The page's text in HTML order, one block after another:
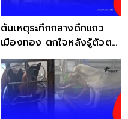
ต้นเหตุระทึกกลางดึกแถว
เมืองทอง ตกใจหลังรู้ตัวตน
คนขับรถหนี ตร.